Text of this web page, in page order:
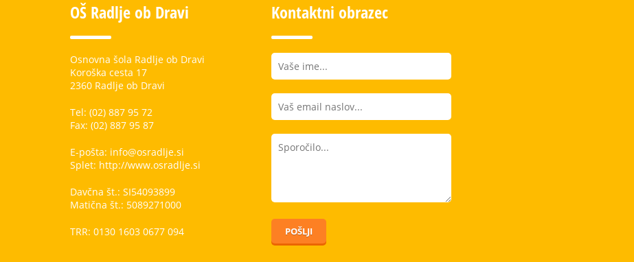
OŠ Radlje ob Dravi
Osnovna šola Radlje ob Dravi
Koroška cesta 17
2360 Radlje ob Dravi
Tel: (02) 887 95 72
Fax: (02) 887 95 87
E-pošta: info@osradlje.si
Splet: http://www.osradlje.si
Davčna št.: SI54093899
Matična št.: 5089271000
TRR: 0130 1603 0677 094
Kontaktni obrazec
POŠLJI